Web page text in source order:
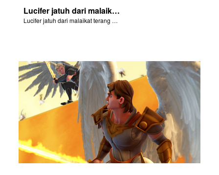
Lucifer jatuh dari malaikat terang menjadi Setan.
Lucifer jatuh dari malaikat terang menjadi Setan.